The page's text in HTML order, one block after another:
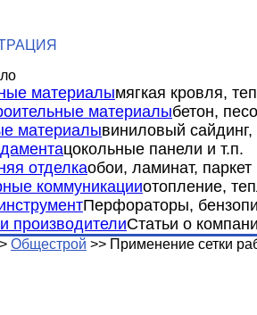
материалымягкая кровля,
материалыбетон,
материалывиниловый сайдинг,
цокольные панели и т.п.
отделкаобои, ламинат, паркет
коммуникацииотопление,
Перфораторы,
производителиСтатьи о
Общестрой >> Применение сетки